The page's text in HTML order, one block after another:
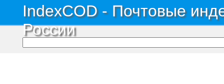
IndexCOD - Почтовые
России